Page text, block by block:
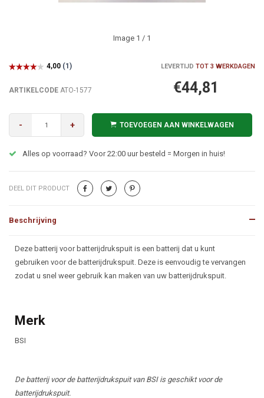
Image 1 / 1
LEVERTIJD TOT 3 WERKDAGEN
ARTIKELCODE ATO-1577 €44,81
- + TOEVOEGEN AAN WINKELWAGEN
Alles op voorraad? Voor 22:00 uur besteld = Morgen in huis!
DEEL DIT PRODUCT
Beschrijving
Beschrijving
Deze batterij voor batterijdrukspuit is een batterij dat u kunt
gebruiken voor de batterijdrukspuit. Deze is eenvoudig te vervangen
zodat u snel weer gebruik kan maken van uw batterijdrukspuit.
Merk
BSI
De batterij voor de batterijdrukspuit van BSI is geschikt voor de
batterijdrukspuit.